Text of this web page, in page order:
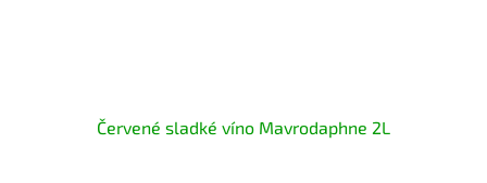
Červené sladké víno Mavrodaphne 2L